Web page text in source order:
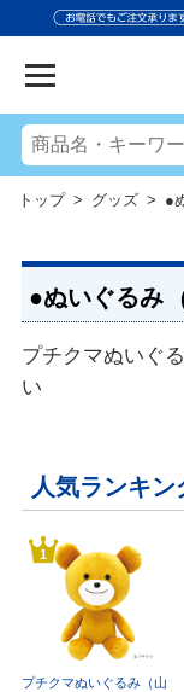
トップ> グッズ > ●
●ぬいぐるみ
プチクマぬいぐ
い
人気ランキン
1
プチクマぬいぐるみ（山